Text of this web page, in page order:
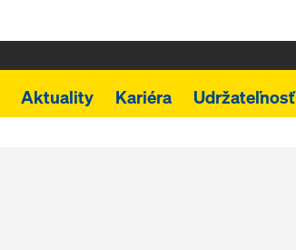
Aktuality Kariéra Udržateľnosť